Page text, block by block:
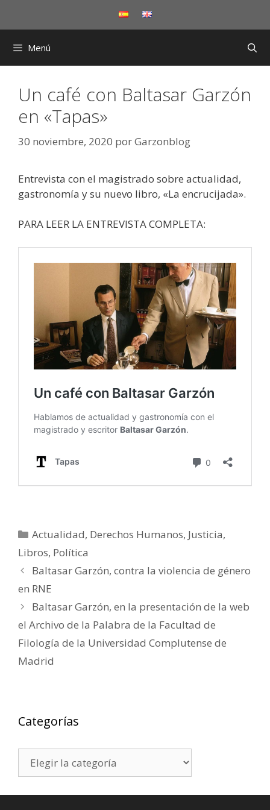
Menú
Un café con Baltasar Garzón
en «Tapas»
30 noviembre, 2020 porGarzonblog
Entrevista con el magistrado sobre actualidad,
gastronomía y su nuevo libro, «La encrucijada».
PARA LEER LA ENTREVISTA COMPLETA:
Categorías
Actualidad, Derechos Humanos, Justicia,
Libros, Política
Baltasar Garzón, contra la violencia de género
en RNE
Baltasar Garzón, en la presentación de la web
el Archivo de la Palabra de la Facultad de
Filología de la Universidad Complutense de
Madrid
Categorías